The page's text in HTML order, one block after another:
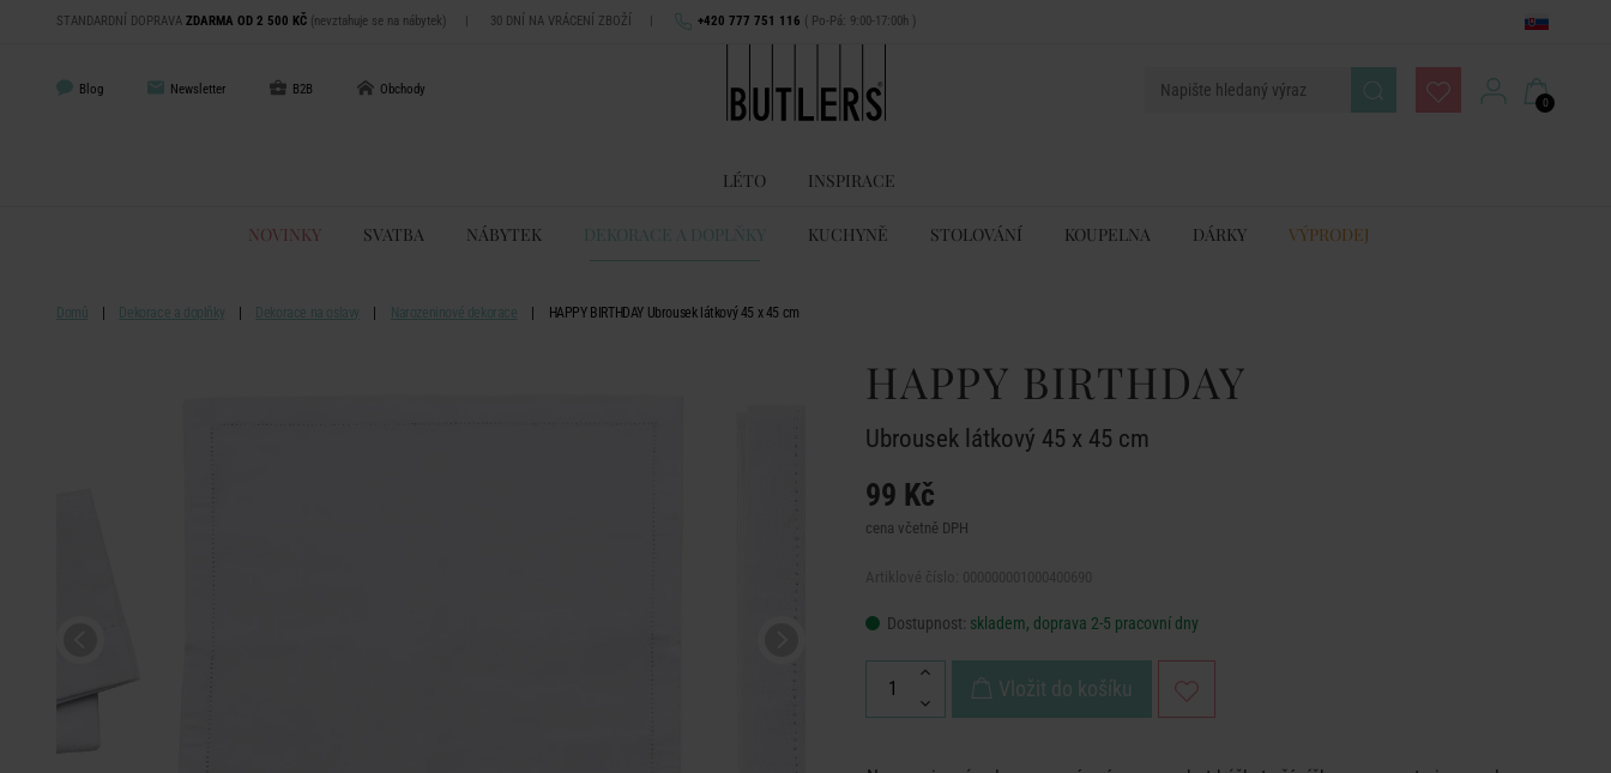
STANDARDNÍ DOPRAVA ZDARMA OD 2 500 KČ (nevztahuje se na nábytek) | 30 DNÍ NA VRÁCENÍ ZBOŽÍ | +420 777 751 116 ( Po-Pá: 9:00-17:00h )
Blog Newsletter B2B Obchody
0
LÉTO INSPIRACE
NOVINKY SVATBA NÁBYTEK DEKORACE A DOPLŇKY KUCHYNĚ STOLOVÁNÍ KOUPELNA DÁRKY VÝPRODEJ
Domů Dekorace a doplňky Dekorace na oslavy Narozeninové dekorace HAPPY BIRTHDAY Ubrousek látkový 45 x 45 cm
HAPPY BIRTHDAY
Ubrousek látkový 45 x 45 cm
99 Kč
cena včetně DPH
Dostupnost: skladem, doprava 2-5 pracovní dny
Vložit do košíku